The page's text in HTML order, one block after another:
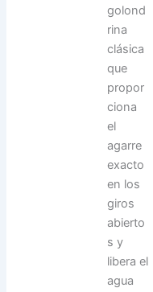
golond
rina
clásica
que
propor
ciona
el
agarre
exacto
en los
giros
abierto
s y
libera el
agua